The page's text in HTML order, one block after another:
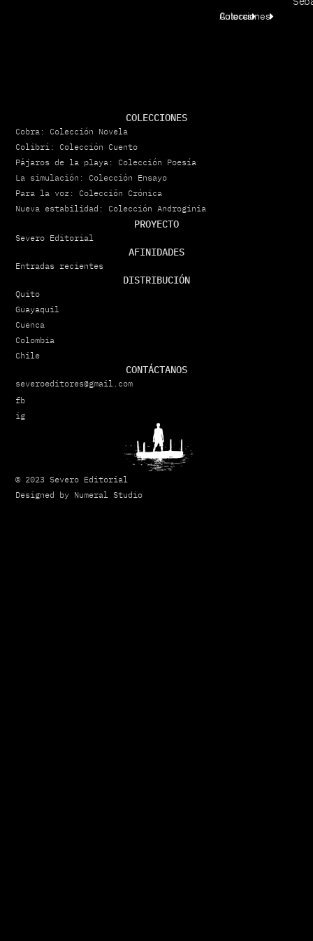
Colecciones
Autores
COLECCIONES
Cobra: Colección Novela
Colibrí: Colección Cuento
Pájaros de la playa: Colección Poesía
La simulación: Colección Ensayo
Para la voz: Colección Crónica
Nueva estabilidad: Colección Androginia
PROYECTO
Severo Editorial
AFINIDADES
Entradas recientes
DISTRIBUCIÓN
Quito
Guayaquil
Cuenca
Colombia
Chile
CONTÁCTANOS
severoeditores@gmail.com
fb
ig
© 2023 Severo Editorial
Designed by Numeral Studio